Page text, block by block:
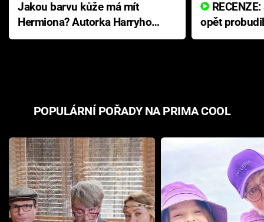
Jakou barvu kůže má mít
Hermiona? Autorka Harryho
Pottera přišla s ráznou
opět
přichází s
POPULÁRNÍ POŘADY NA PRIMA COOL